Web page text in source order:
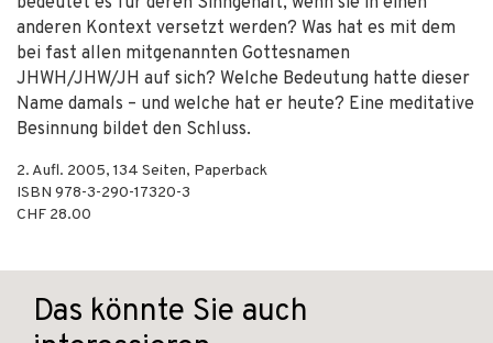
anderen Kontext versetzt werden? Was hat es mit dem
bei fast allen mitgenannten Gottesnamen
JHWH/JHW/JH auf sich? Welche Bedeutung hatte dieser
Name damals – und welche hat er heute? Eine meditative
Besinnung bildet den Schluss.
2. Aufl. 2005, 134 Seiten, Paperback
ISBN 978-3-290-17320-3
CHF 28.00
Das könnte Sie auch